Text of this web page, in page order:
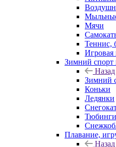
Мячи
Теннис,
Игровая
Зимний спорт
Назад
Зимний
Коньки
Ледянки
Тюбинги
Плавание,
Назад